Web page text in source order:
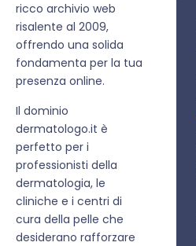
ricco archivio web
risalente al 2009,
offrendo una solida
fondamenta per la tua
presenza online.
Il dominio
dermatologo.it è
perfetto per i
professionisti della
dermatologia, le
cliniche e i centri di
cura della pelle che
desiderano rafforzare